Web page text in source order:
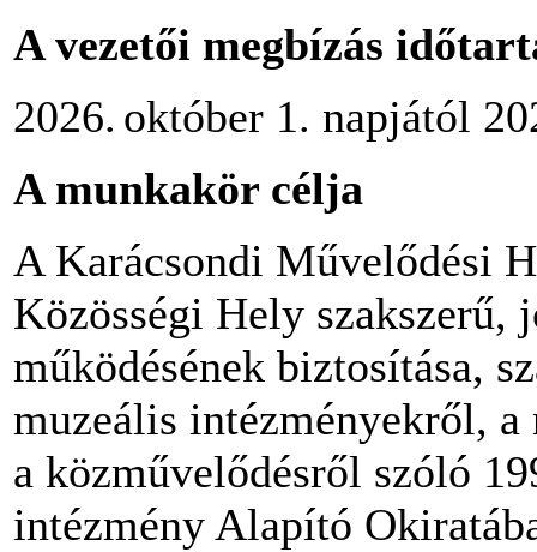
A vezetői megbízás
2026. október 1. napjától
A munkakör célja
A Karácsondi Művelődési
Közösségi Hely szakszerű,
működésének biztosítása,
muzeális intézményekről,
a közművelődésről szóló
intézmény Alapító